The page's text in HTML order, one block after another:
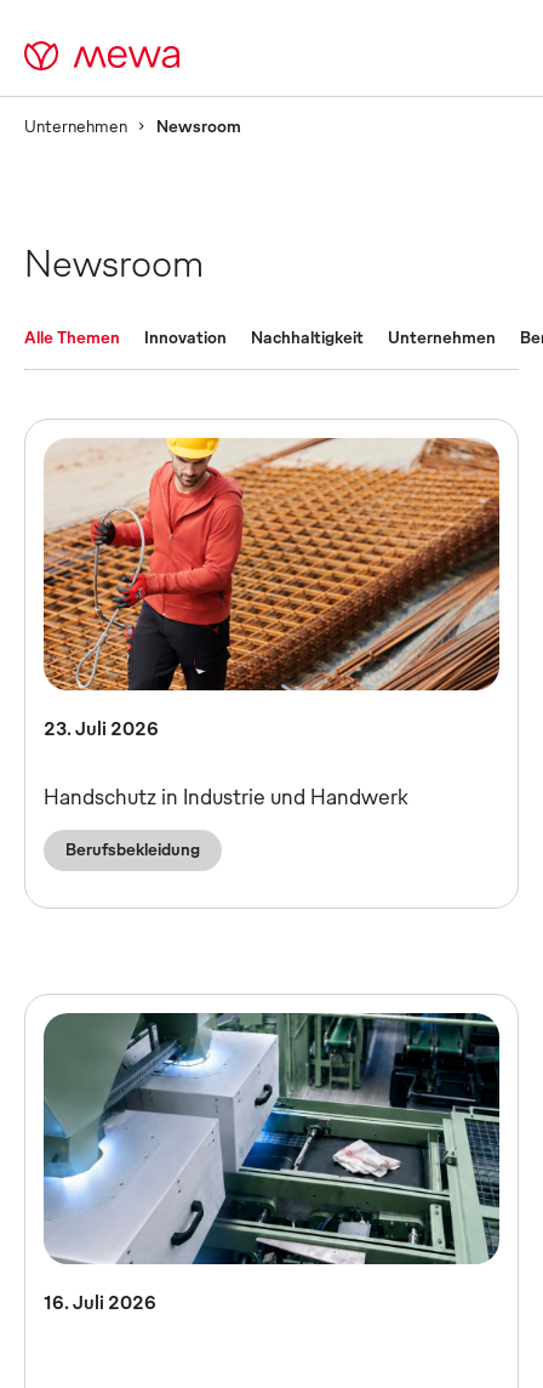
Unternehmen Newsroom
Newsroom
Alle Themen Innovation Nachhaltigkeit Unternehmen
23. Juli 2026
Handschutz in Industrie und Handwerk
Berufsbekleidung
16. Juli 2026